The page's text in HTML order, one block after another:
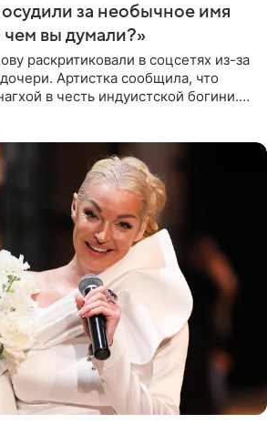
за необычное имя
вы думали?»
раскритиковали в соцсетях из-за
Артистка сообщила, что
в честь индуистской богини.